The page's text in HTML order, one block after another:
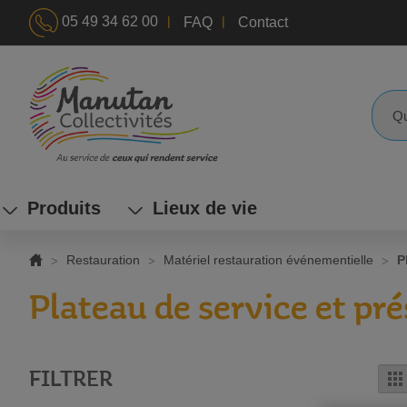
05 49 34 62 00 | FAQ | Contact
ALLEZ
AU
CONTENU
Produits Lieux de vie
Restauration Matériel restauration événementielle
Plateau de service et
FILTRER